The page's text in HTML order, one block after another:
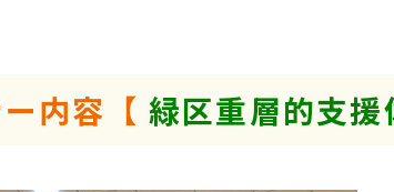
内容 【 緑区重層的支